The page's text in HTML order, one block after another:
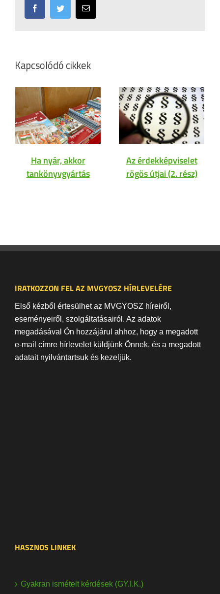
FacebookTwitter Email:
Kapcsolódó cikkek
Ha nyár, akkor
tankönyvgyártás
Az érdekképviselet
rögös útjai (2. rész)
IRATKOZZON FEL AZ MVGYOSZ HÍRLEVELÉRE
Első kézből értesülhet az MVGYOSZ híreiről,
eseményeiről, szolgáltatásairól. Az adatok
megadásával Ön hozzájárul ahhoz, hogy a megadott
e-mail címre hírlevelet küldjünk Önnek, és a megadott
adatait nyilvántartsuk és kezeljük.
HASZNOS LINKEK
Gyakran ismételt kérdések (GY.I.K.)